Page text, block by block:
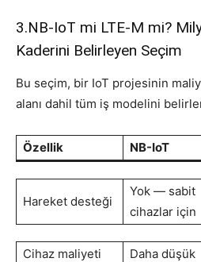
3.NB-IoT mi LTE-M mi?
Kaderini Belirleyen Seçim
Bu seçim, bir IoT projesinin
alanı dahil tüm iş modelini
Özellik NB-IoT
Hareket desteği
Yok — sabit
cihazlar için
Cihaz maliyeti Daha düşük